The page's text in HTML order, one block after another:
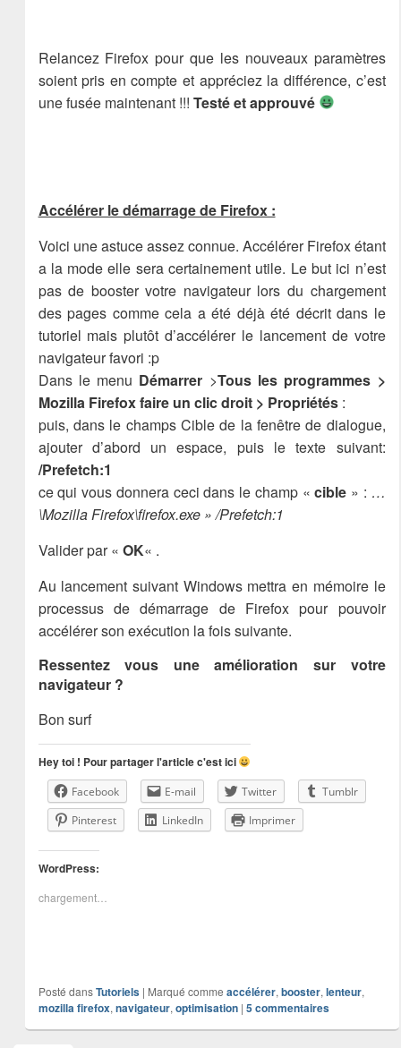
Relancez Firefox pour que les nouveaux paramètres
soient pris en compte et appréciez la différence, c’est
une fusée maintenant !!! Testé et approuvé
Accélérer le démarrage de Firefox :
Voici une astuce assez connue. Accélérer Firefox étant
a la mode elle sera certainement utile. Le but ici n’est
pas de booster votre navigateur lors du chargement
des pages comme cela a été déjà été décrit dans le
tutoriel mais plutôt d’accélérer le lancement de votre
navigateur favori :p
Dans le menu Démarrer >Tous les programmes >
Mozilla Firefox faire un clic droit > Propriétés:
puis, dans le champs Cible de la fenêtre de dialogue,
ajouter d’abord un espace, puis le texte suivant:
/Prefetch:1
ce qui vous donnera ceci dans le champ «cible » : …
\Mozilla Firefox\firefox.exe » /Prefetch:1
Valider par « OK« .
Au lancement suivant Windows mettra en mémoire le
processus de démarrage de Firefox pour pouvoir
accélérer son exécution la fois suivante.
Ressentez vous une amélioration sur votre
navigateur ?
Bon surf
Hey toi ! Pour partager l'article c'est ici
Facebook E-mail Twitter
Tumblr
Pinterest
LinkedIn Imprimer
WordPress:
chargement…
Posté dans Tutoriels | Marqué comme accélérer, booster, lenteur,
mozilla firefox, navigateur, optimisation | 5commentaires